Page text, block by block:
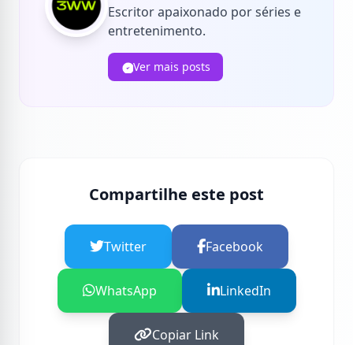
Escritor apaixonado por séries e
entretenimento.
Ver mais posts
Compartilhe este post
Twitter Facebook
WhatsApp LinkedIn
Copiar Link